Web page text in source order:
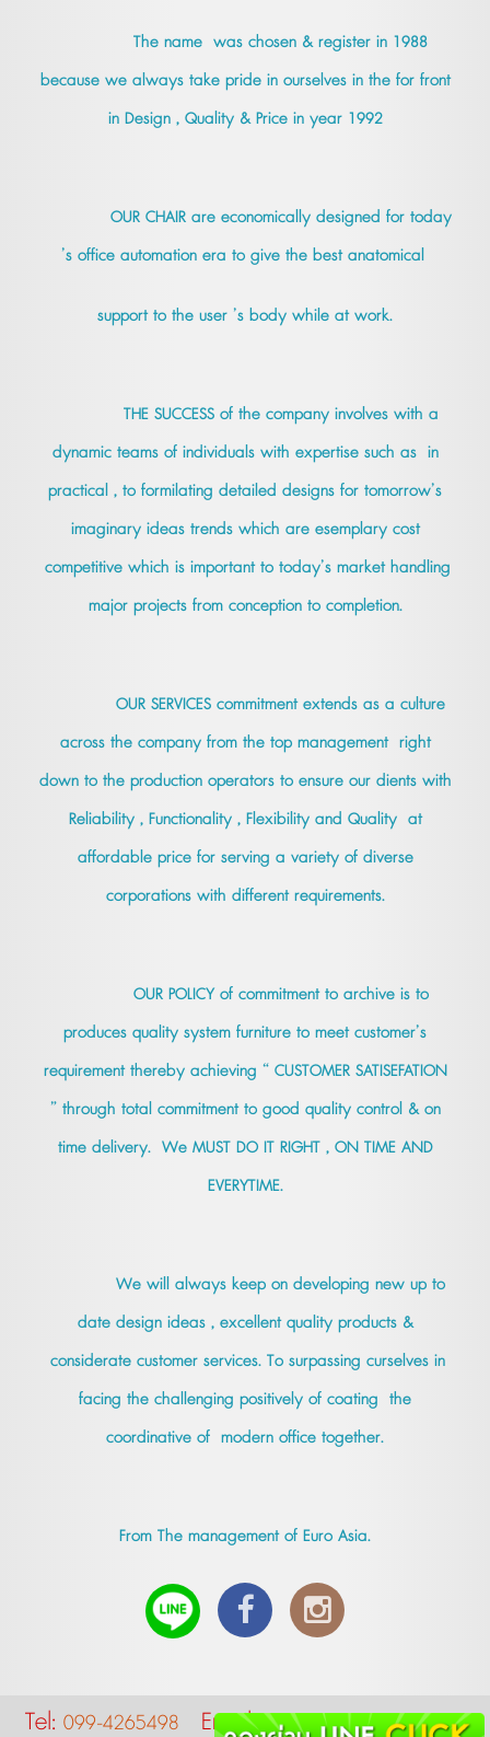
The name was chosen & register in 1988
because we always take pride in ourselves in the for front
in Design , Quality & Price in year 1992
OUR CHAIR are economically designed for today
’s office automation era to give the best anatomical
support to the user ’s body while at work.
THE SUCCESS of the company involves with a
dynamic teams of individuals with expertise such as in
practical , to formilating detailed designs for tomorrow’s
imaginary ideas trends which are esemplary cost
competitive which is important to today’s market handling
major projects from conception to completion.
OUR SERVICES commitment extends as a culture
across the company from the top management right
down to the production operators to ensure our dients with
Reliability , Functionality , Flexibility and Quality at
affordable price for serving a variety of diverse
corporations with different requirements.
OUR POLICY of commitment to archive is to
produces quality system furniture to meet customer’s
requirement thereby achieving “ CUSTOMER SATISEFATION
” through total commitment to good quality control & on
time delivery. We MUST DO IT RIGHT , ON TIME AND
EVERYTIME.
We will always keep on developing new up to
date design ideas , excellent quality products &
considerate customer services. To surpassing curselves in
facing the challenging positively of coating the
coordinative of modern office together.
From The management of Euro Asia.
Tel: 099-4265498 Email:frontierchair@gmail.com